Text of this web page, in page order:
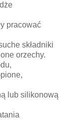
pracować
składniki
orzechy.
lub silikonową